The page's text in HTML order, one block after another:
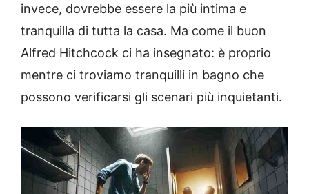
invece, dovrebbe essere la più intima e
tranquilla di tutta la casa. Ma come il buon
Alfred Hitchcock ci ha insegnato: è proprio
mentre ci troviamo tranquilli in bagno che
possono verificarsi gli scenari più inquietanti.